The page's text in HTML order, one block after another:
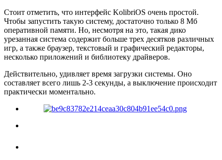
Стоит отметить, что интерфейс KolibriOS очень простой.
Чтобы запустить такую систему, достаточно только 8 Мб
оперативной памяти. Но, несмотря на это, такая дико
урезанная система содержит больше трех десятков различных
игр, а также браузер, текстовый и графический редакторы,
несколько приложений и библиотеку драйверов.
Действительно, удивляет время загрузки системы. Оно
составляет всего лишь 2-3 секунды, а выключение происходит
практически моментально.